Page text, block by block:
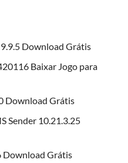
Download Grátis
Baixar Jogo para
Download Grátis
Sender 10.21.3.25
Download Grátis